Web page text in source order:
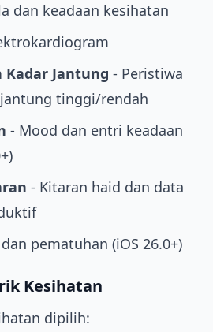
dan keadaan kesihatan
Jantung - Peristiwa
tinggi/rendah
- Mood dan entri keadaan
- Kitaran haid dan data
pematuhan (iOS 26.0+)
Kesihatan
dipilih: